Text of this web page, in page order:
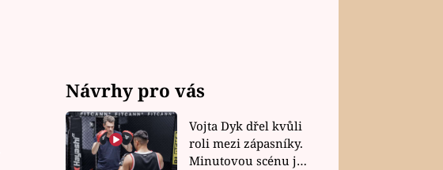
Návrhy pro vás
Vojta Dyk dřel kvůli
roli mezi zápasníky.
Minutovou scénu jel